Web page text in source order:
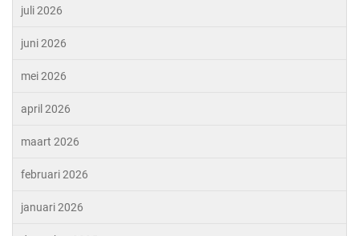
juli 2026
juni 2026
mei 2026
april 2026
maart 2026
februari 2026
januari 2026